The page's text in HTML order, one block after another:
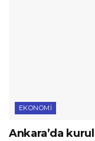
EKONOMI
Ankara’da